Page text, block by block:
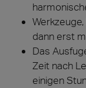
dann erst
Das
Zeit nach
einigen